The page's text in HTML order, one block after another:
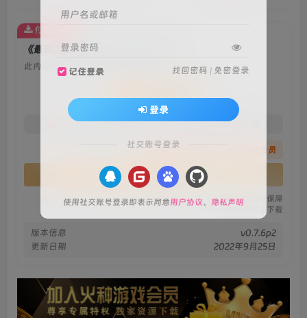
《最远的边陲(Farthest Frontier)》
此内容为付费资源，请付费后查看
火种黄金会员 免费 火种黑钻会员
您暂无购买权限，请先开通会员
开通会员
安全绿色无毒保障 永久免费稳定更新
资源有效持续保障
火种网盘极速下载
版本信息
v0.7.6p2
更新日期
2022年9月25日
付费资源
用户名或邮箱
登录密码
记住登录 找回密码 | 免密登录
登录
社交账号登录
使用社交账号登录即表示同意用户协议、 隐私声明